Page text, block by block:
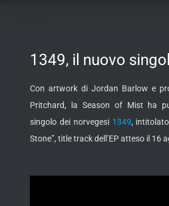
1349, il nuovo
Con artwork di Jordan Barlow e
Pritchard, la Season of Mist ha
singolo dei norvegesi 1349,
Stone”, title track dell’EP atteso il 16